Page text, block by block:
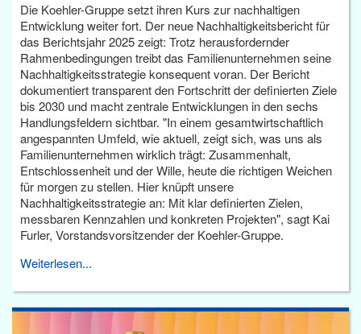
Die Koehler-Gruppe setzt ihren Kurs zur nachhaltigen
Entwicklung weiter fort. Der neue Nachhaltigkeitsbericht für
das Berichtsjahr 2025 zeigt: Trotz herausfordernder
Rahmenbedingungen treibt das Familienunternehmen seine
Nachhaltigkeitsstrategie konsequent voran. Der Bericht
dokumentiert transparent den Fortschritt der definierten Ziele
bis 2030 und macht zentrale Entwicklungen in den sechs
Handlungsfeldern sichtbar. "In einem gesamtwirtschaftlich
angespannten Umfeld, wie aktuell, zeigt sich, was uns als
Familienunternehmen wirklich trägt: Zusammenhalt,
Entschlossenheit und der Wille, heute die richtigen Weichen
für morgen zu stellen. Hier knüpft unsere
Nachhaltigkeitsstrategie an: Mit klar definierten Zielen,
messbaren Kennzahlen und konkreten Projekten", sagt Kai
Furler, Vorstandsvorsitzender der Koehler-Gruppe.
Weiterlesen...